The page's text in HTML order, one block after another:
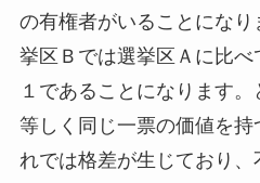
の有権者がいることにな
挙区Ｂでは選挙区Ａに比
１であることになります
等しく同じ一票の価値を持
れでは格差が生じており